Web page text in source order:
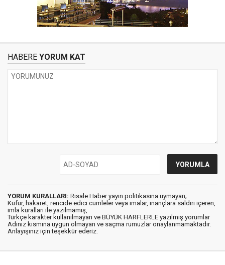
HABERE YORUM KAT
YORUM KURALLARI: Risale Haber yayın politikasına uymayan;
Küfür, hakaret, rencide edici cümleler veya imalar, inançlara saldırı içeren,
imla kuralları ile yazılmamış,
Türkçe karakter kullanılmayan ve BÜYÜK HARFLERLE yazılmış yorumlar
Adınız kısmına uygun olmayan ve saçma rumuzlar onaylanmamaktadır.
Anlayışınız için teşekkür ederiz.